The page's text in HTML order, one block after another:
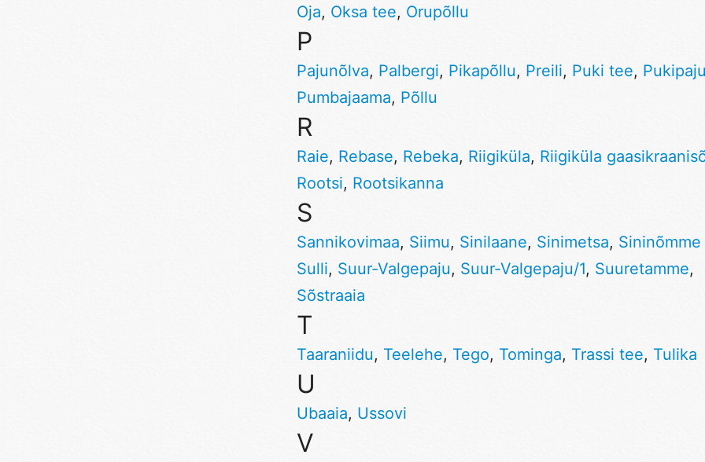
Oja, Oksa tee, Orupõllu
P
Pajunõlva, Palbergi, Pikapõllu, Preili, Puki tee,
Pumbajaama, Põllu
R
Raie, Rebase, Rebeka, Riigiküla, Riigiküla
Rootsi, Rootsikanna
S
Sannikovimaa, Siimu, Sinilaane, Sinimetsa,
Sulli, Suur-Valgepaju, Suur-Valgepaju/1, Suuretamme,
Sõstraaia
T
Taaraniidu, Teelehe, Tego, Tominga, Trassi tee, Tulika
U
Ubaaia, Ussovi
V